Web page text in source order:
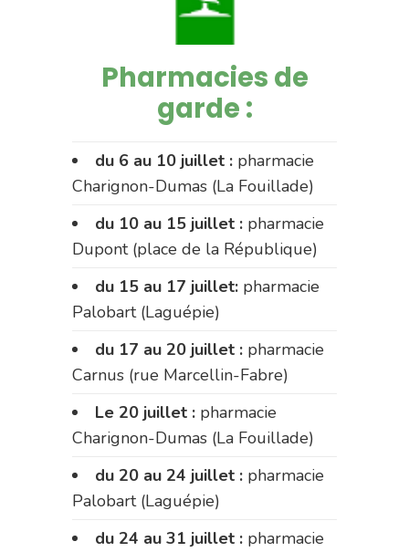
Pharmacies de
garde :
du 6 au 10 juillet : pharmacie
Charignon-Dumas (La Fouillade)
du 10 au 15 juillet : pharmacie
Dupont (place de la République)
du 15 au 17 juillet: pharmacie
Palobart (Laguépie)
du 17 au 20 juillet : pharmacie
Carnus (rue Marcellin-Fabre)
Le 20 juillet : pharmacie
Charignon-Dumas (La Fouillade)
du 20 au 24 juillet : pharmacie
Palobart (Laguépie)
du 24 au 31 juillet : pharmacie